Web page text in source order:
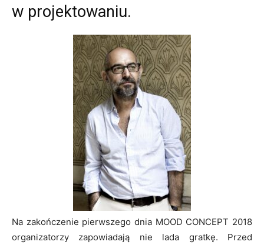
w projektowaniu.
Na zakończenie pierwszego dnia MOOD CONCEPT 2018
organizatorzy zapowiadają nie lada gratkę. Przed